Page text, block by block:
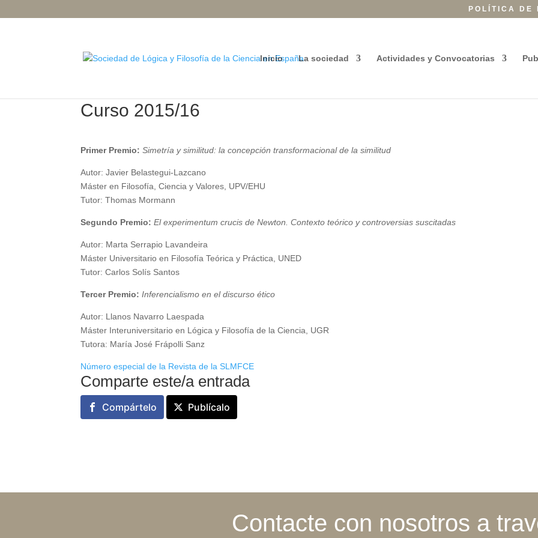
POLÍTICA DE
Inicio La sociedad Actividades y Convocatorias
Curso 2015/16
Primer Premio: Simetría y similitud: la concepción transformacional de la similitud
Autor: Javier Belastegui-Lazcano
Máster en Filosofía, Ciencia y Valores, UPV/EHU
Tutor: Thomas Mormann
Segundo Premio: El experimentum crucis de Newton. Contexto teórico y controversias suscitadas
Autor: Marta Serrapio Lavandeira
Máster Universitario en Filosofía Teórica y Práctica, UNED
Tutor: Carlos Solís Santos
Tercer Premio: Inferencialismo en el discurso ético
Autor: Llanos Navarro Laespada
Máster Interuniversitario en Lógica y Filosofía de la Ciencia, UGR
Tutora: María José Frápolli Sanz
Número especial de la Revista de la SLMFCE
Comparte este/a entrada
Compártelo Publícalo
Contacte con nosotros a